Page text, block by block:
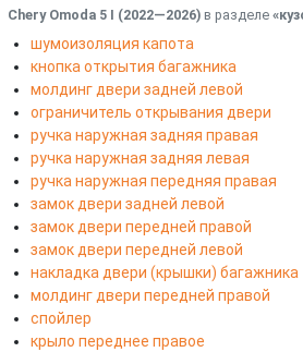
Chery Omoda 5 I (2022—2026) в разделе
шумоизоляция капота
кнопка открытия багажника
молдинг двери задней левой
ограничитель открывания двери
ручка наружная задняя правая
ручка наружная задняя левая
ручка наружная передняя правая
замок двери задней левой
замок двери передней правой
замок двери передней левой
накладка двери (крышки) багажника
молдинг двери передней правой
спойлер
крыло переднее правое